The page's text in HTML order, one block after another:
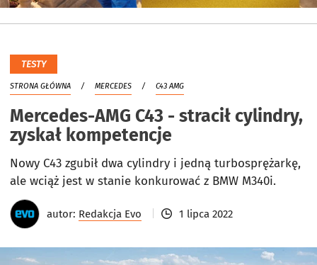
TESTY
STRONA GŁÓWNA MERCEDES C43 AMG
Mercedes-AMG C43 - stracił cylindry,
zyskał kompetencje
Nowy C43 zgubił dwa cylindry i jedną turbosprężarkę,
ale wciąż jest w stanie konkurować z BMW M340i.
autor: Redakcja Evo 1 lipca 2022